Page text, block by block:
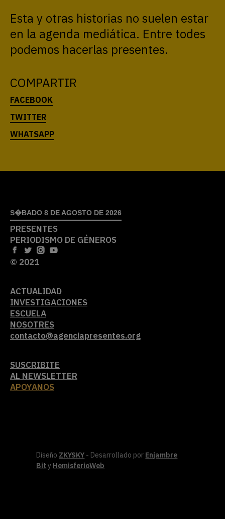
Esta y otras historias no suelen estar
en la agenda mediática. Entre todes
podemos hacerlas presentes.
COMPARTIR
S�BADO 8 DE AGOSTO DE 2026
PRESENTES
PERIODISMO DE GÉNEROS
© 2021
ACTUALIDAD
INVESTIGACIONES
ESCUELA
NOSOTRES
contacto@agenciapresentes.org
SUSCRIBITE
AL NEWSLETTER
APOYANOS
Diseño ZKYSKY - Desarrollado por Enjambre
Bit y HemisferioWeb